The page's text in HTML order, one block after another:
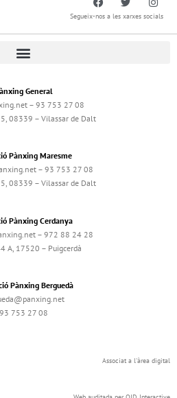
Segueix-nos a les xarxes socials
General
– 93 753 27 08
08339 – Vilassar de Dalt
Pànxing Maresme
– 93 753 27 08
08339 – Vilassar de Dalt
Pànxing Cerdanya
– 972 88 24 28
A, 17520 – Puigcerdà
Pànxing Berguedà
93 753 27 08
Associat a l'àrea digital